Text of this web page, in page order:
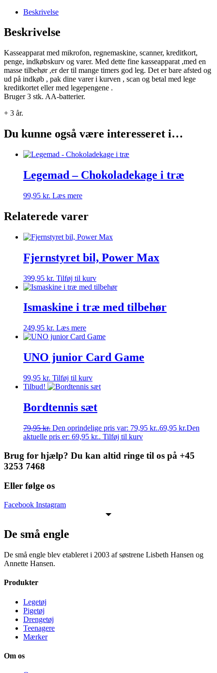
Beskrivelse
Beskrivelse
Kasseapparat med mikrofon, regnemaskine, scanner, kreditkort,
penge, indkøbskurv og varer. Med dette fine kasseapparat ,med en
masse tilbehør ,er der til mange timers god leg. Det er bare afsted og
ud på indkøb , pak dine varer i kurven , scan og betal med lege
kreditkortet eller med legepengene .
Bruger 3 stk. AA-batterier.
+ 3 år.
Du kunne også være interesseret i…
Legemad – Chokoladekage i træ
99,95 kr. Læs mere
Relaterede varer
Fjernstyret bil, Power Max
399,95 kr. Tilføj til kurv
Ismaskine i træ med tilbehør
249,95 kr. Læs mere
UNO junior Card Game
99,95 kr. Tilføj til kurv
Tilbud!
Bordtennis sæt
79,95kr. Den oprindelige pris var: 79,95 kr..69,95 kr.Den
aktuelle pris er: 69,95 kr.. Tilføj til kurv
Brug for hjælp? Du kan altid ringe til os på +45
3253 7468
Eller følge os
Facebook Instagram
De små engle
De små engle blev etableret i 2003 af søstrene Lisbeth Hansen og
Annette Hansen.
Produkter
Legetøj
Pigetøj
Drengetøj
Teenagere
Mærker
Om os